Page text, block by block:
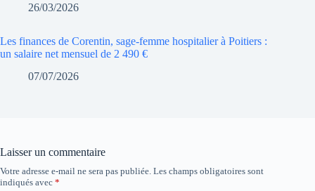
26/03/2026
Les finances de Corentin, sage-femme hospitalier à Poitiers :
un salaire net mensuel de 2 490 €
07/07/2026
Laisser un commentaire
Votre adresse e-mail ne sera pas publiée. Les champs obligatoires sont
indiqués avec *